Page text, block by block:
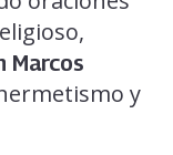
Marcos
y